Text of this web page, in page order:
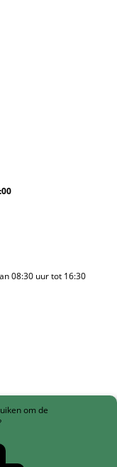
om de
08:30 uur tot 16:30